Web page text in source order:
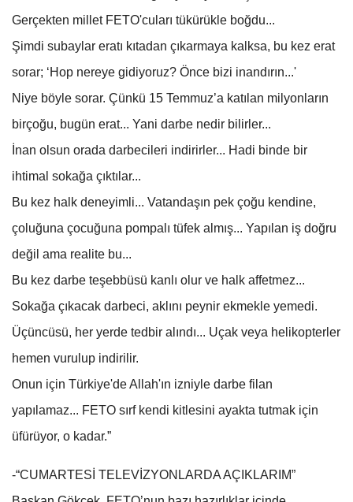
Gerçekten millet FETO'cuları tükürükle boğdu...
Şimdi subaylar eratı kıtadan çıkarmaya kalksa, bu kez erat
sorar; ‘Hop nereye gidiyoruz? Önce bizi inandırın...'
Niye böyle sorar. Çünkü 15 Temmuz’a katılan milyonların
birçoğu, bugün erat... Yani darbe nedir bilirler...
İnan olsun orada darbecileri indirirler... Hadi binde bir
ihtimal sokağa çıktılar...
Bu kez halk deneyimli... Vatandaşın pek çoğu kendine,
çoluğuna çocuğuna pompalı tüfek almış... Yapılan iş doğru
değil ama realite bu...
Bu kez darbe teşebbüsü kanlı olur ve halk affetmez...
Sokağa çıkacak darbeci, aklını peynir ekmekle yemedi.
Üçüncüsü, her yerde tedbir alındı... Uçak veya helikopterler
hemen vurulup indirilir.
Onun için Türkiye'de Allah'ın izniyle darbe filan
yapılamaz... FETO sırf kendi kitlesini ayakta tutmak için
üfürüyor, o kadar.”
-“CUMARTESİ TELEVİZYONLARDA AÇIKLARIM”